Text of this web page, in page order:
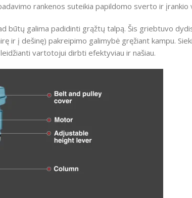
rankenos suteikia papildomo sverto ir įrankio
būtų galima padidinti grąžtų talpą. Šis griebtuvo
ir į dešinę) pakreipimo galimybė gręžiant kampu.
vartotojui dirbti efektyviau ir našiau.